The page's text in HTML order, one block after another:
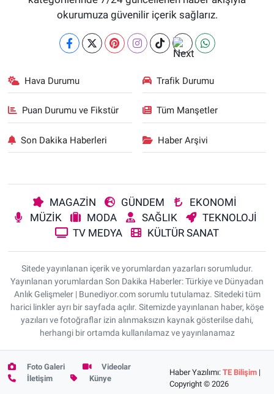
okurumuza güvenilir içerik sağlarız.
Hava Durumu Trafik Durumu
Puan Durumu ve Fikstür Tüm Manşetler
Son Dakika Haberleri Haber Arşivi
MAGAZİN GÜNDEM
EKONOMİ
MÜZİK
MODA SAĞLIK
TEKNOLOJİ
TV MEDYA
KÜLTÜR SANAT
Sitede yayınlanan içerik ve yorumlardan yazarları sorumludur.
Yayınlanan yorumlardan Son Dakika Haberler: Türkiye ve Dünyadan
Anlık Gelişmeler | Bunediyor.com sorumlu tutulamaz. Sitedeki tüm
harici linkler ayrı bir sayfada açılır. Sitemizde yayınlanan haber, köşe
yazıları ve fotoğraflar izin alınmaksızın kaynak gösterilse dahi,
herhangi bir ortamda kullanılamaz ve yayınlanamaz
Foto Galeri
Videolar
İletişim
Künye
Haber Yazılımı:TE Bilişim |
Copyright © 2026